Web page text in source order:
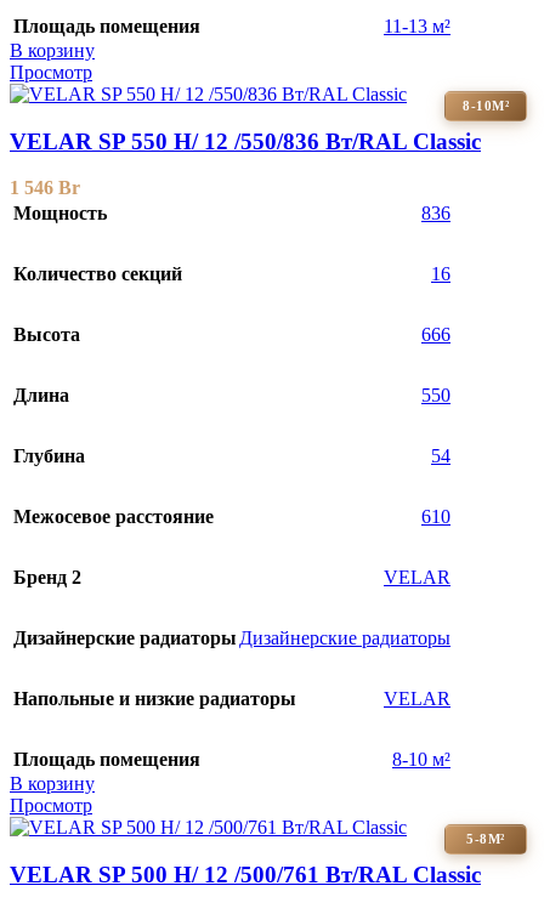
Площадь помещения
11-13 м²
В корзину
Просмотр
8-10М²
VELAR SP 550 H/ 12 /550/836 Вт/RAL Classic
1 546 Br
Мощность
836
Количество секций 16
Высота 666
Длина 550
Глубина 54
Межосевое расстояние 610
Бренд 2 VELAR
Дизайнерские радиаторыДизайнерские радиаторы
Напольные и низкие радиаторы VELAR
Площадь помещения
8-10 м²
В корзину
Просмотр
5-8М²
VELAR SP 500 H/ 12 /500/761 Вт/RAL Classic